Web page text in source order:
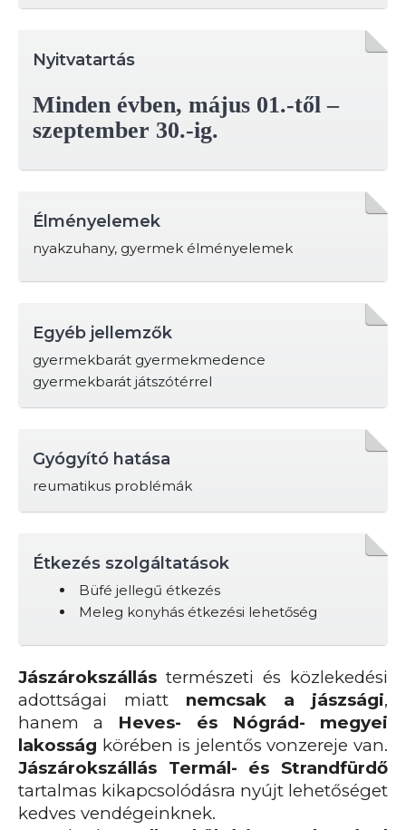
Nyitvatartás
Minden évben, május 01.-től –
szeptember 30.-ig.
Élményelemek
nyakzuhany, gyermek élményelemek
Egyéb jellemzők
gyermekbarát gyermekmedence
gyermekbarát játszótérrel
Gyógyító hatása
reumatikus problémák
Étkezés szolgáltatások
Büfé jellegű étkezés
Meleg konyhás étkezési lehetőség
Jászárokszállás természeti és közlekedési
adottságai miatt nemcsak a jászsági,
hanem a Heves- és Nógrád- megyei
lakosság körében is jelentős vonzereje van.
Jászárokszállás Termál- és Strandfürdő
tartalmas kikapcsolódásra nyújt lehetőséget
kedves vendégeinknek.